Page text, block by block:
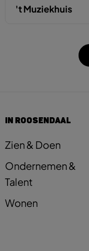
't Muziekhuis
IN ROOSENDAAL
Zien & Doen
Ondernemen &
Talent
Wonen